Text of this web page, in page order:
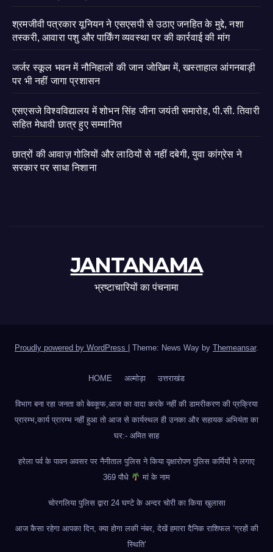
श्रमजीवी पत्रकार यूनियन ने एसएसपी से उठाए जनहित के मुद्दे, नशा
तस्करी, आवारा पशु और पार्किंग व्यवस्था पर की कार्रवाई की मांग
जर्जर स्कूल भवन में नौनिहालों की जान जोखिम में, खस्ताहाल आंगनबाड़ी
पर भी नहीं जागा प्रशासन
एसएसजे विश्वविद्यालय में शोभन सिंह जीना जयंती समारोह, पी.सी. तिवारी
सहित मेधावी छात्र हुए सम्मानित
छात्रों की आवाज़ गोलियों और लाठियों से नहीं दबेगी, युवा कांग्रेस ने
सरकार पर साधा निशाना
JANTANAMA
भ्रष्टाचारियों का पंचनामा
Proudly powered by WordPress Theme: News Way by Themeansar.
HOME अल्मोड़ा उत्तराखंड
विभाग बना रहा जनता को बेवकूफ,आज का वादा करके नहीं की डामरीकरण की प्रक्रिया
प्रारम्भ,कार्य प्रारम्भ नहीं हुआ तो आज से कार्यस्थल ही उनका और सहायक अभियंता का
घर:- अमित साह
हरेला पर्व के पावन अवसर पर नैनीताल पुलिस ने किया वृक्षारोपण पुलिस कर्मियों ने लगाए
369 पौधे
मां के नाम
चोरगलिया पुलिस द्वारा 24 घण्टे के अन्दर चोरी का किया खुलासा
आज कैसा रहेगा आपका दिन, क्या होगा लकी नंबर, देखें हमारा दैनिक राशिफल ‘ग्रहों की
स्थिति’